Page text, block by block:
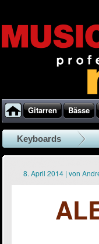
Gitarren Bässe
Keyboards
8. April 2014 | von